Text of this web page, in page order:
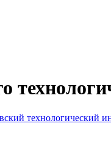
технологический